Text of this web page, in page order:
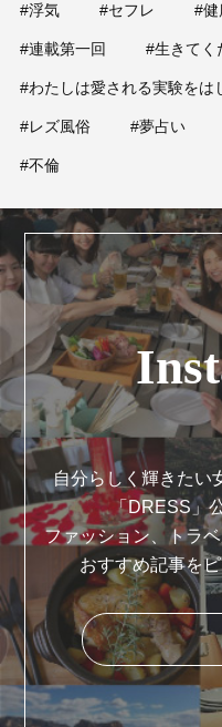
#浮気 #セフレ #健
#連載第一回 #生きてく
#わたしは愛される実験をは
#レズ風俗 #夢占い
#不倫
自分らしく輝きたい
「DRESS」
ファッション、トラ
おすすめ記事を